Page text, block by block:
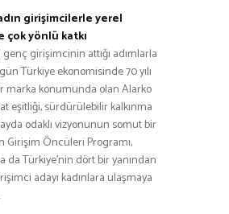
girişimcilerle yerel
yönlü katkı
genç girişimcinin attığı adımlarla
Türkiye ekonomisinde 70 yılı
marka konumunda olan Alarko
eşitliği, sürdürülebilir kalkınma
odaklı vizyonunun somut bir
Girişim Öncüleri Programı,
da Türkiye’nin dört bir yanından
adayı kadınlara ulaşmaya